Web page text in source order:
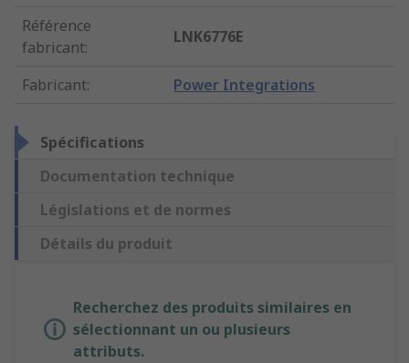
Référence
fabricant:
LNK6776E
Fabricant: Power Integrations
Spécifications
Documentation technique
Législations et de normes
Détails du produit
Recherchez des produits similaires en
sélectionnant un ou plusieurs
attributs.